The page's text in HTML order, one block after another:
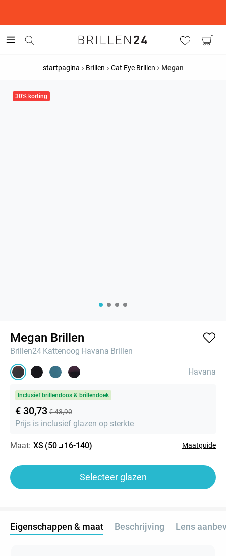
startpagina Brillen Cat Eye Brillen Megan
30% korting
Megan Brillen
Brillen24 Kattenoog Havana Brillen
Havana
Inclusief brillendoos & brillendoek
€ 30,73€ 43,90
Prijs is inclusief glazen op sterkte
Maat: XS (50 16-140) Maatguide
Selecteer glazen
Eigenschappen & maat Beschrijving Lens